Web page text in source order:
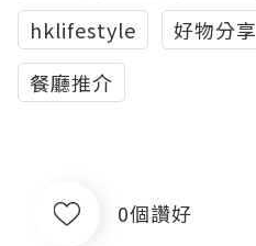
hklifestyle
好物分享
餐廳推介
0個讚好